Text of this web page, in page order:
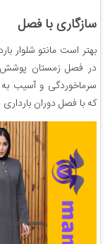
سازگاری با فصل
بهتر است مانتو شلوار
در فصل زمستان پوشش
سرماخوردگی و آسیب
که با فصل دوران